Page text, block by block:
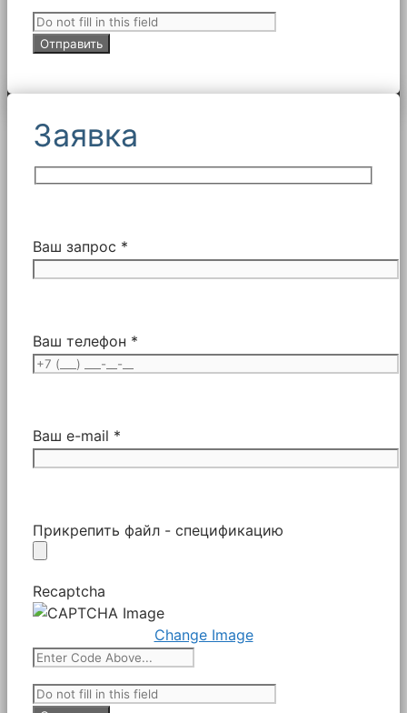
Заявка
Ваш запрос *
Ваш телефон *
Ваш e-mail *
Прикрепить файл - спецификацию
Recaptcha
Change Image